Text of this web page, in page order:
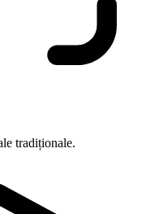
tradiționale.